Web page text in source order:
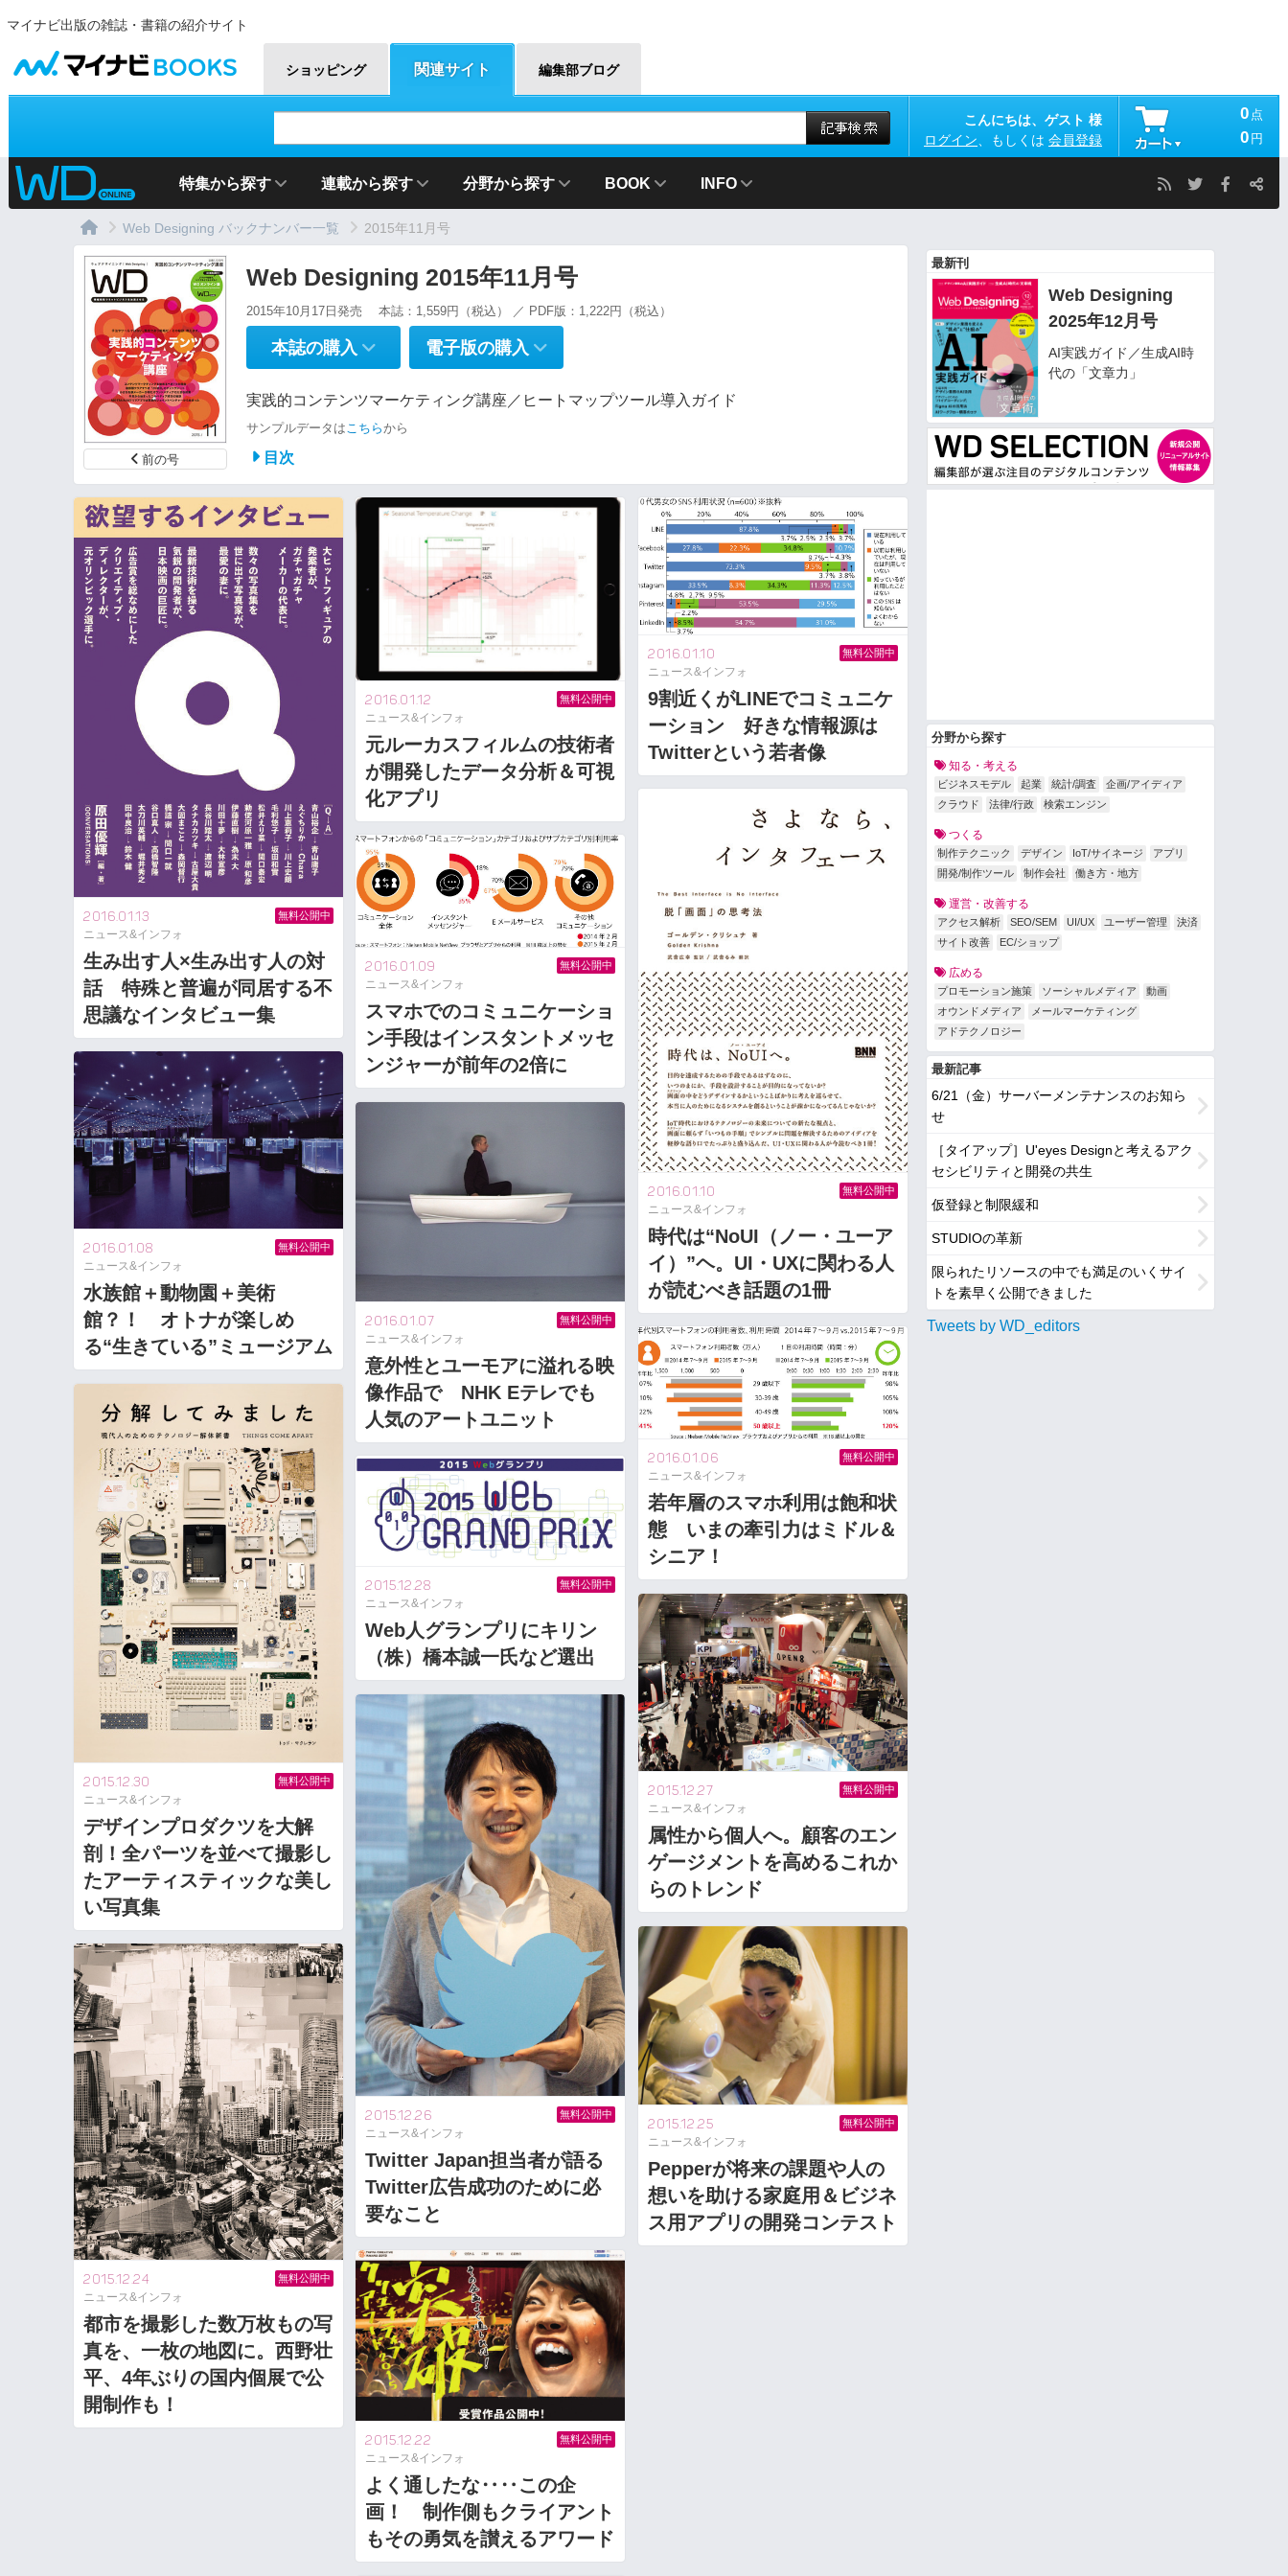
マイナビ出版の雑誌・書籍の紹介サイト
マイナビBOOKS
ショッピング 関連サイト 編集部ブログ
こんにちは、ゲスト 様
ログイン 、もしくは 会員登録
0 点
0 円
特集から探す 連載から探す 分野から探す BOOK INFO
Web Designing バックナンバー一覧 2015年11月号
前の号
Web Designing 2015年11月号
2015年10月17日発売 本誌：1,559円（税込） ／ PDF版：1,222円（税込）
本誌の購入 電子版の購入
実践的コンテンツマーケティング講座／ヒートマップツール導入ガイド
サンプルデータは こちらから
目次
2016.01.13
ニュース&インフォ
生み出す人×生み出す人の対
話 特殊と普遍が同居する不
思議なインタビュー集
無料公開中
2016.01.12
ニュース&インフォ
元ルーカスフィルムの技術者
が開発したデータ分析＆可視
化アプリ
無料公開中
2016.01.10
ニュース&インフォ
9割近くがLINEでコミュニケ
ーション 好きな情報源は
Twitterという若者像
無料公開中
2016.01.10
ニュース&インフォ
時代は“NoUI（ノー・ユーア
イ）”ヘ。UI・UXに関わる人
が読むべき話題の1冊
無料公開中
2016.01.09
ニュース&インフォ
スマホでのコミュニケーショ
ン手段はインスタントメッセ
ンジャーが前年の2倍に
無料公開中
2016.01.08
ニュース&インフォ
水族館＋動物園＋美術
館？！ オトナが楽しめ
る“生きている”ミュージアム
無料公開中
2016.01.07
ニュース&インフォ
意外性とユーモアに溢れる映
像作品で NHK Eテレでも
人気のアートユニット
無料公開中
2016.01.06
ニュース&インフォ
若年層のスマホ利用は飽和状
態 いまの牽引力はミドル＆
シニア！
無料公開中
2015.12.30
ニュース&インフォ
デザインプロダクツを大解
剖！全パーツを並べて撮影し
たアーティスティックな美し
い写真集
無料公開中
2015.12.28
ニュース&インフォ
Web人グランプリにキリン
（株）橋本誠一氏など選出
無料公開中
2015.12.27
ニュース&インフォ
属性から個人へ。顧客のエン
ゲージメントを高めるこれか
らのトレンド
無料公開中
2015.12.26
ニュース&インフォ
Twitter Japan担当者が語る
Twitter広告成功のために必
要なこと
無料公開中
2015.12.25
ニュース&インフォ
Pepperが将来の課題や人の
想いを助ける家庭用＆ビジネ
ス用アプリの開発コンテスト
無料公開中
2015.12.24
ニュース&インフォ
都市を撮影した数万枚もの写
真を、一枚の地図に。西野壮
平、4年ぶりの国内個展で公
開制作も！
無料公開中
2015.12.22
ニュース&インフォ
よく通したな‥‥この企
画！ 制作側もクライアント
もその勇気を讃えるアワード
無料公開中
最新刊
Web Designing
2025年12月号
AI実践ガイド／生成AI時
代の「文章力」
分野から探す
知る・考える
ビジネスモデル 起業 統計/調査
企画/アイディア
クラウド
法律/行政 検索エンジン
つくる
制作テクニック デザイン IoT/サイネージ
アプリ
開発/制作ツール
制作会社 働き方・地方
運営・改善する
アクセス解析 SEO/SEM UI/UX ユーザー管理
決済
サイト改善
EC/ショップ
広める
プロモーション施策 ソーシャルメディア
動画
オウンドメディア
メールマーケティング
アドテクノロジー
最新記事
6/21（金）サーバーメンテナンスのお知ら
せ
［タイアップ］U'eyes Designと考えるアク
セシビリティと開発の共生
仮登録と制限緩和
STUDIOの革新
限られたリソースの中でも満足のいくサイ
トを素早く公開できました
Tweets by WD_editors